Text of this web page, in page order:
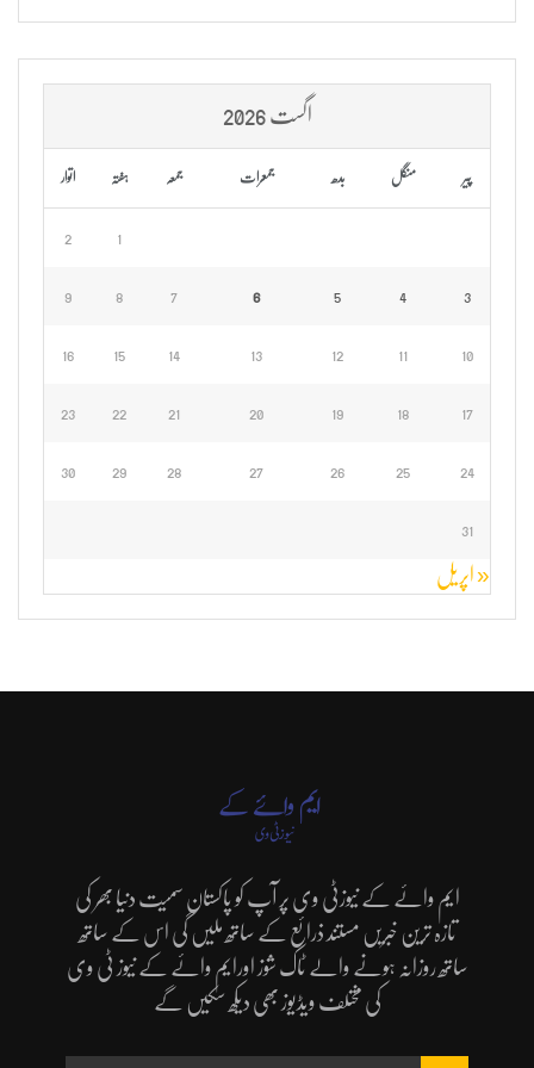
اگست 2026
پیر منگل بدھ جمعرات جمعہ ہفتہ اتوار
1
2
3
4
5
6
7
8
9
10
11
12
13
14
15
16
17
18
19
20
21
22
23
24
25
26
27
28
29
30
31
« اپریل
ایم وائے کے نیوزٹی وی پر آپ کو پاکستان سمیت دنیا بھر کی
تازہ ترین خبریں مستند ذرائع کے ساتھ ملیں گی اس کے ساتھ
ساتھ روزانہ ہونے والے ٹاک شوز اورایم وائے کے نیوز ٹی وی
کی مختلف ویڈیوز بھی دیکھ سکیں گے